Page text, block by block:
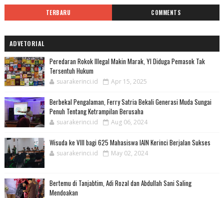
TERBARU COMMENTS
ADVETORIAL
Peredaran Rokok Illegal Makin Marak, YI Diduga Pemasok Tak
Tersentuh Hukum
suarakerinci.id Apr 15, 2025
Berbekal Pengalaman, Ferry Satria Bekali Generasi Muda Sungai
Penuh Tentang Ketrampilan Berusaha
suarakerinci.id Aug 06, 2024
Wisuda ke VIII bagi 625 Mahasiswa IAIN Kerinci Berjalan Sukses
suarakerinci.id May 02, 2024
Bertemu di Tanjabtim, Adi Rozal dan Abdullah Sani Saling
Mendoakan